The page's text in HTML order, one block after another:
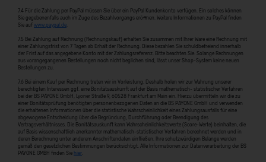
7.4 Für die Zahlung per PayPal müssen Sie über ein PayPal Kundenkonto verfügen. Ein solches können
Sie gegebenenfalls auch im Zuge des Bezahlvorgangs eröffnen. Weitere Informationen zu PayPal finden
Sie auf www.paypal.de
7.5 Bei Zahlung auf Rechnung (Rechnungskauf) erhalten Sie zusammen mit Ihrer Ware eine Rechnung mit
einer Zahlungsfrist von 7 Tagen ab Erhalt der Rechnung. Diese bezahlen Sie schuldbefreiend innerhalb
der Frist auf das angegebene Konto mit der Zahlungsreferenz. Bitte beachten Sie: Solange Rechnungen
aus vorangegangenen Bestellungen noch nicht beglichen sind, lässt unser Shop-System keine neuen
Bestellungen zu.
7.6 Bei einem Kauf per Rechnung treten wir in Vorleistung. Deshalb holen wir zur Wahrung unserer
berechtigten Interessen ggf. eine Bonitätsauskunft auf der Basis mathematisch- statistischer Verfahren
bei der BS PAYONE GmbH, Lyoner Straße 9, 60528 Frankfurt am Main ein. Hierzu übermitteln wir die zu
einer Bonitätsprüfung benötigten personenbezogenen Daten an die BS PAYONE GmbH und verwenden
die erhaltenen Informationen über die statistische Wahrscheinlichkeit eines Zahlungsausfalls für eine
abgewogene Entscheidung über die Begründung, Durchführung oder Beendigung des
Vertragsverhältnisses. Die Bonitätsauskunft kann Wahrscheinlichkeitswerte (Score-Werte) beinhalten, die
auf Basis wissenschaftlich anerkannter mathematisch-statistischer Verfahren berechnet werden und in
deren Berechnung unter anderem Anschriftendaten einfließen. Ihre schutzwürdigen Belange werden
gemäß den gesetzlichen Bestimmungen berücksichtigt. Alle Informationen zur Datenverarbeitung der BS
PAYONE GMBH finden Sie hier